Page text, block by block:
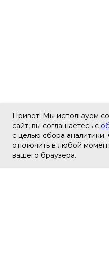
Привет! Мы используем
сайт, вы соглашаетесь с
с целью сбора
отключить в любой
вашего браузера.